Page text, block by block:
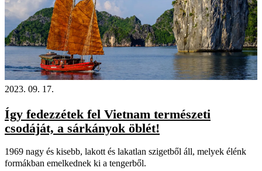
2023. 09. 17.
Így fedezzétek fel Vietnam természeti
csodáját, a sárkányok öblét!
1969 nagy és kisebb, lakott és lakatlan szigetből áll, melyek élénk
formákban emelkednek ki a tengerből.